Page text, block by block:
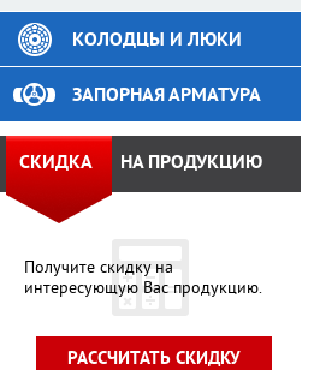
КОЛОДЦЫ И ЛЮКИ
ЗАПОРНАЯ АРМАТУРА
Получите скидку на
интересующую Вас продукцию.
СКИДКА НА ПРОДУКЦИЮ
РАССЧИТАТЬ СКИДКУ